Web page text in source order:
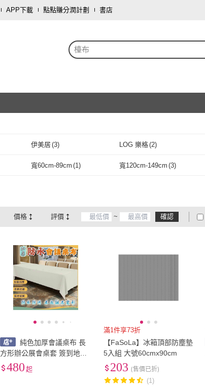
APP下載 點點賺分潤計劃 書店
檯布
伊美居(3) LOG 樂格(2)
伊美居(3) LOG 樂格 (2)
寬60cm-89cm (1) 寬120cm-149cm (3)
價格 評價 ~ 確認
純色加厚會議桌布 長
方形辦公展會桌套 簽到地推
桌布 防水防髒桌布 長桌布
酒店餐廳桌布 防汙耐刮 簡約
480 起
滿1件享73折
【FaSoLa】冰箱頂部防塵墊
5入組 大號60cmx90cm
203 (售價已折)
(1)